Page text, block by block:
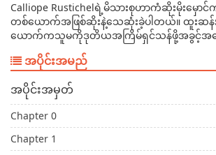
Calliope Rustichelရဲ့မိသားစုဟာကံဆိုးမိုးမှောင်
တစ်ယောက်အဖြစ်ဆိုးနဲ့သေဆုံးခဲ့ပါတယ်။ ထူးဆန်
ယောက်ကသူမကိုဒုတိယအကြိမ်ရှင်သန်ဖို့အခွင့်အရ
အပိုင်းအမည်
အပိုင်းအမှတ်
Chapter 0
Chapter 1